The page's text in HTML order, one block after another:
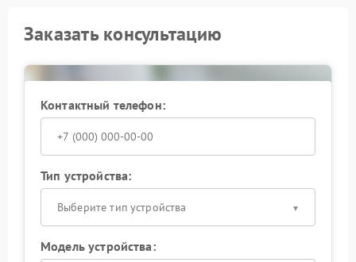
Заказать консультацию
Контактный телефон:
Тип устройства:
Выберите тип устройства
Модель устройства: